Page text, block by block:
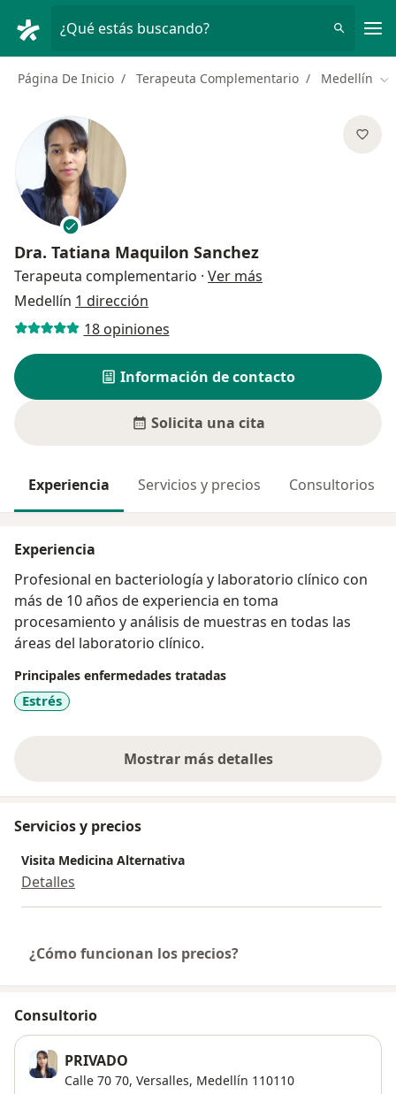
¿Qué estás buscando?
Página De Inicio Terapeuta Complementario Medellín
Dra. Tatiana Maquilon Sanchez
Terapeuta complementario · Ver más
Medellín 1 dirección
18 opiniones
Información de contacto
Solicita una cita
Experiencia Servicios y precios Consultorios
Experiencia
Profesional en bacteriología y laboratorio clínico con
más de 10 años de experiencia en toma
procesamiento y análisis de muestras en todas las
áreas del laboratorio clínico.
Principales enfermedades tratadas
Estrés
Mostrar más detalles
sobre la experiencia
Servicios y precios
Visita Medicina Alternativa
Detalles
¿Cómo funcionan los precios?
Consultorio
PRIVADO
Calle 70 70, Versalles, Medellín 110110